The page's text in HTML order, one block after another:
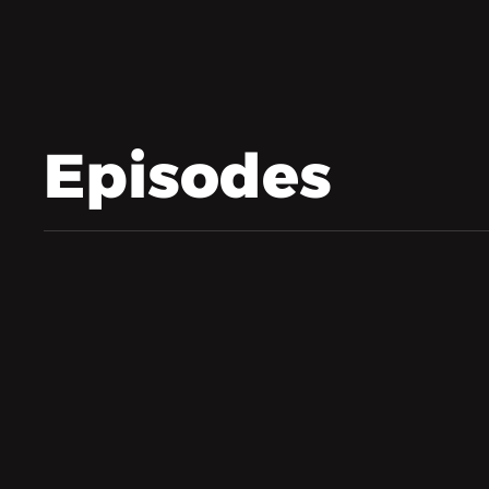
Episodes